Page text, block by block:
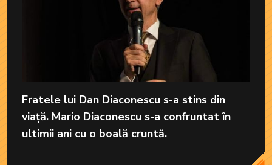
Fratele lui Dan Diaconescu s-a stins din
viață. Mario Diaconescu s-a confruntat în
ultimii ani cu o boală cruntă.